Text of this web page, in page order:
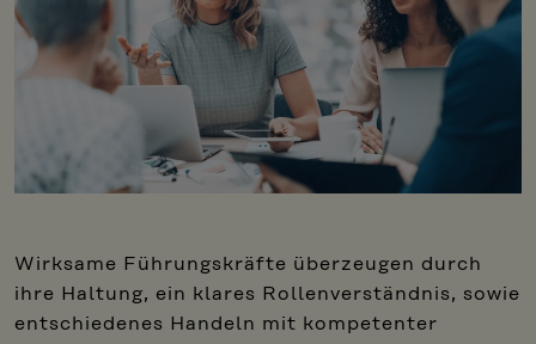
Wirksame Führungskräfte überzeugen durch
ihre Haltung, ein klares Rollenverständnis, sowie
entschiedenes Handeln mit kompetenter